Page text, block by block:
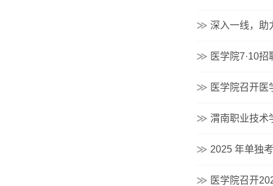
深入一线，助
医学院7·10
医学院召开医
渭南职业技术
2025 年单独
医学院召开